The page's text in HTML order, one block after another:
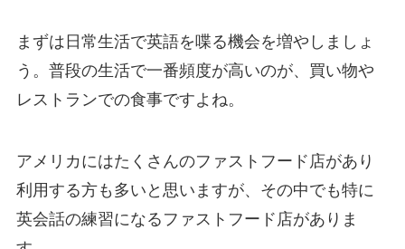
まずは日常生活で英語を喋る機会を増やしましょ
う。普段の生活で一番頻度が高いのが、買い物や
レストランでの食事ですよね。
アメリカにはたくさんのファストフード店があり
利用する方も多いと思いますが、その中でも特に
英会話の練習になるファストフード店がありま